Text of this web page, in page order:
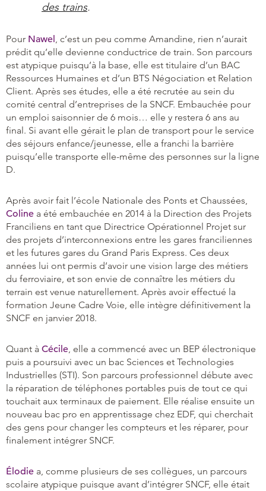
des trains.
Pour Nawel, c’est un peu comme Amandine, rien n’aurait
prédit qu’elle devienne conductrice de train. Son parcours
est atypique puisqu’à la base, elle est titulaire d’un BAC
Ressources Humaines et d’un BTS Négociation et Relation
Client. Après ses études, elle a été recrutée au sein du
comité central d’entreprises de la SNCF. Embauchée pour
un emploi saisonnier de 6 mois… elle y restera 6 ans au
final. Si avant elle gérait le plan de transport pour le service
des séjours enfance/jeunesse, elle a franchi la barrière
puisqu’elle transporte elle-même des personnes sur la ligne
D.
Après avoir fait l’école Nationale des Ponts et Chaussées,
Coline a été embauchée en 2014 à la Direction des Projets
Franciliens en tant que Directrice Opérationnel Projet sur
des projets d’interconnexions entre les gares franciliennes
et les futures gares du Grand Paris Express. Ces deux
années lui ont permis d’avoir une vision large des métiers
du ferroviaire, et son envie de connaître les métiers du
terrain est venue naturellement. Après avoir effectué la
formation Jeune Cadre Voie, elle intègre définitivement la
SNCF en janvier 2018.
Quant à Cécile, elle a commencé avec un BEP électronique
puis a poursuivi avec un bac Sciences et Technologies
Industrielles (STI). Son parcours professionnel débute avec
la réparation de téléphones portables puis de tout ce qui
touchait aux terminaux de paiement. Elle réalise ensuite un
nouveau bac pro en apprentissage chez EDF, qui cherchait
des gens pour changer les compteurs et les réparer, pour
finalement intégrer SNCF.
Élodie a, comme plusieurs de ses collègues, un parcours
scolaire atypique puisque avant d’intégrer SNCF, elle était